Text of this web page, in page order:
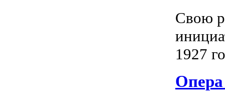
Свою
1927
Опера